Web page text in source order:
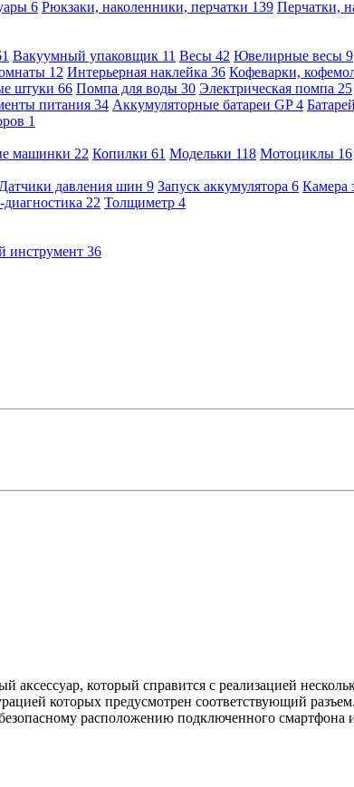
6 Рюкзаки, наколенники, перчатки 139 Перчатки,
Вакуумный упаковщик 11 Весы 42 Ювелирные весы 9
12 Интерьерная наклейка 36 Кофеварки,
штуки 66 Помпа для воды 30 Электрическая помпа 25
питания 34 Аккумуляторные батареи GP4
1
машинки 22 Копилки 61 Модельки 118 Мотоциклы 16
Датчики давления шин 9 Запуск аккумулятора 6 Камера
22 Толщиметр 4
инструмент 36
который справится с реализацией
которых предусмотрен соответствующий разъем.
расположению подключенного смартфона